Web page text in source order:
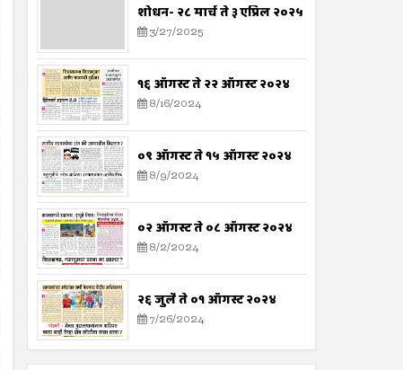
शोधन- २८ मार्च ते ३ एप्रिल २०२५
3/27/2025
१६ ऑगस्ट ते २२ ऑगस्ट २०२४
8/16/2024
०९ ऑगस्ट ते १५ ऑगस्ट २०२४
8/9/2024
०२ ऑगस्ट ते ०८ ऑगस्ट २०२४
8/2/2024
२६ जुलै ते ०१ ऑगस्ट २०२४
7/26/2024